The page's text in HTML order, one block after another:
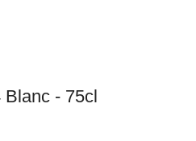
Blanc - 75cl